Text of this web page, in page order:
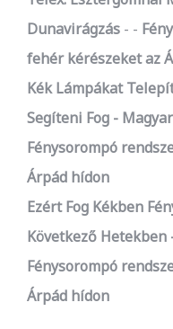
Dunavirágzás
-
fehér kérészeket az
Kék Lámpákat
Segíteni Fog -
Fénysorompó
Árpád hídon
Ezért Fog Kékben
Következő Hetekben
Fénysorompó
Árpád hídon